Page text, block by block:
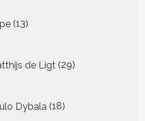
13
producten
de Ligt 29
producten
Dybala 18
producten